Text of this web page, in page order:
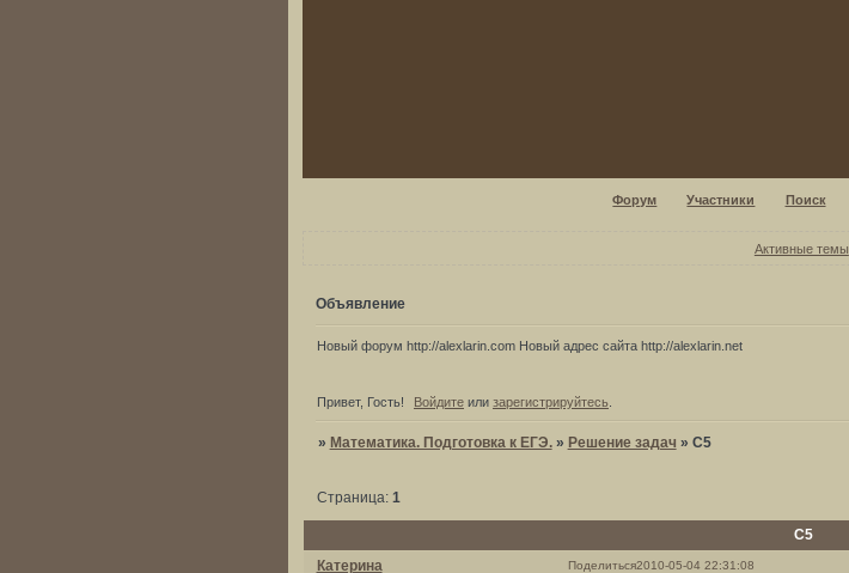
Форум Участники Поиск
Активные темы
Объявление
Новый форум http://alexlarin.com Новый адрес сайта http://alexlarin.net
Привет, Гость! Войдите или зарегистрируйтесь
» Математика. Подготовка к ЕГЭ. » Решение задач » С5
С5
Страница: 1
Поделиться2010-05-04 22:31:08
Катерина